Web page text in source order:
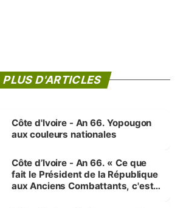
PLUS D'ARTICLES
Côte d'Ivoire - An 66. Yopougon
aux couleurs nationales
Côte d’Ivoire - An 66. « Ce que
fait le Président de la République
aux Anciens Combattants, c'est